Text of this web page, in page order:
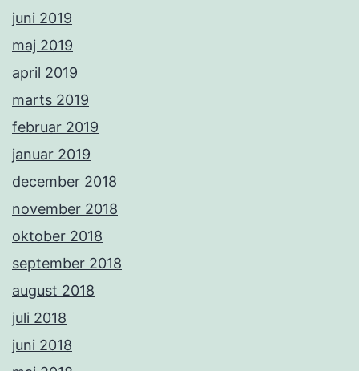
juni 2019
maj 2019
april 2019
marts 2019
februar 2019
januar 2019
december 2018
november 2018
oktober 2018
september 2018
august 2018
juli 2018
juni 2018